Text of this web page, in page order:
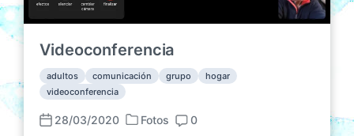
Videoconferencia
adultos comunicación grupo
hogar
videoconferencia
F
28/03/2020
P
Fotos
C
0